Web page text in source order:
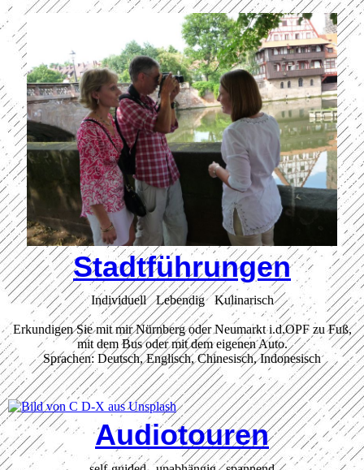
Stadtführungen
Individuell Lebendig Kulinarisch
Erkundigen Sie mit mir Nürnberg oder Neumarkt i.d.OPF zu Fuß,
mit dem Bus oder mit dem eigenen Auto.
Sprachen: Deutsch, Englisch, Chinesisch, Indonesisch
Audiotouren